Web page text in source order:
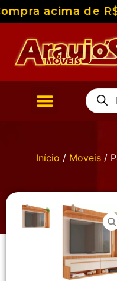
acima de
Início / Moveis/